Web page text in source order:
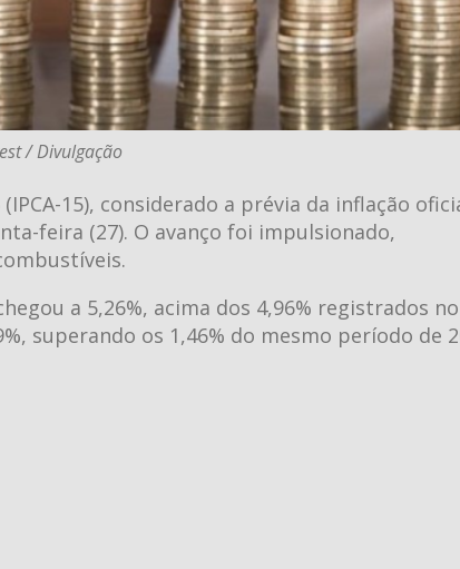
/ Divulgação
15), considerado a prévia da inflação
feira (27). O avanço foi impulsionado,
a 5,26%, acima dos 4,96% registrados
superando os 1,46% do mesmo período de